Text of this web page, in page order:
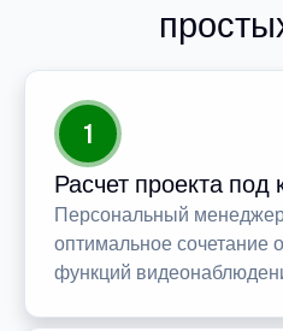
1
Расчет проекта под
Персональный
оптимальное сочетание
функций